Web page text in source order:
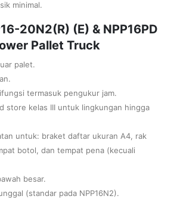
minimal.
20N2(R) (E) & NPP16PD
Pallet Truck
palet.
termasuk pengukur jam.
store kelas III untuk lingkungan hingga
untuk: braket daftar ukuran A4, rak
botol, dan tempat pena (kecuali
besar.
(standar pada NPP16N2).